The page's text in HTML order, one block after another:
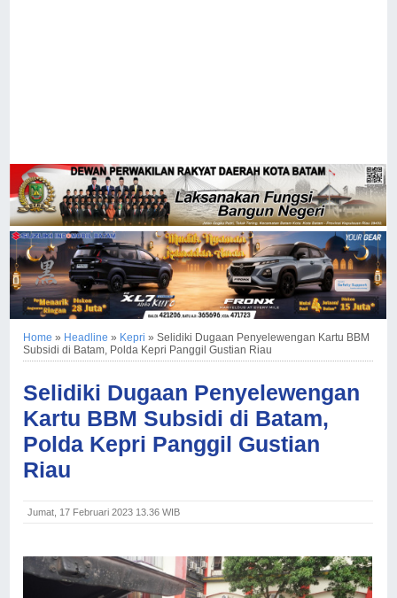
Home » Headline » Kepri »Selidiki Dugaan Penyelewengan Kartu BBM
Subsidi di Batam, Polda Kepri Panggil Gustian Riau
Selidiki Dugaan Penyelewengan
Kartu BBM Subsidi di Batam,
Polda Kepri Panggil Gustian
Riau
Jumat, 17 Februari 2023 13.36 WIB